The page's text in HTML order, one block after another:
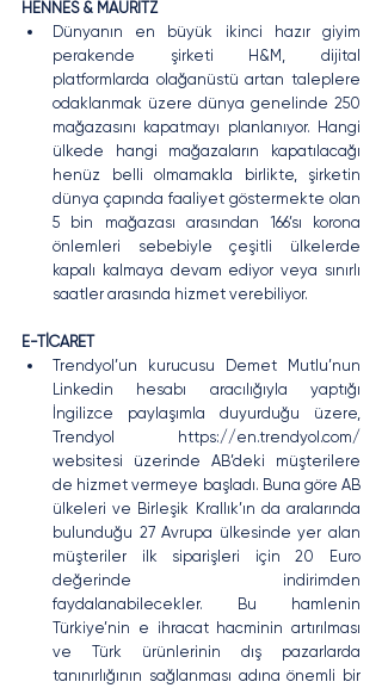
HENNES & MAURITZ
Dünyanın en büyük ikinci hazır giyim
perakende şirketi H&M, dijital
platformlarda olağanüstü artan taleplere
odaklanmak üzere dünya genelinde 250
mağazasını kapatmayı planlanıyor. Hangi
ülkede hangi mağazaların kapatılacağı
henüz belli olmamakla birlikte, şirketin
dünya çapında faaliyet göstermekte olan
5 bin mağazası arasından 166’sı korona
önlemleri sebebiyle çeşitli ülkelerde
kapalı kalmaya devam ediyor veya sınırlı
saatler arasında hizmet verebiliyor.
E-TİCARET
Trendyol’un kurucusu Demet Mutlu’nun
Linkedin hesabı aracılığıyla yaptığı
İngilizce paylaşımla duyurduğu üzere,
Trendyol https://en.trendyol.com/
websitesi üzerinde AB’deki müşterilere
de hizmet vermeye başladı. Buna göre AB
ülkeleri ve Birleşik Krallık’ın da aralarında
bulunduğu 27 Avrupa ülkesinde yer alan
müşteriler ilk siparişleri için 20 Euro
değerinde indirimden
faydalanabilecekler. Bu hamlenin
Türkiye’nin e ihracat hacminin artırılması
ve Türk ürünlerinin dış pazarlarda
tanınırlığının sağlanması adına önemli bir